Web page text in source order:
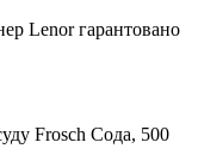
Lenor гарантовано
Frosch Сода, 500